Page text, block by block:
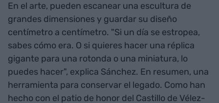
En el arte, pueden escanear una escultura de
grandes dimensiones y guardar su diseño
centímetro a centímetro. "Si un día se estropea,
sabes cómo era. O si quieres hacer una réplica
gigante para una rotonda o una miniatura, lo
puedes hacer", explica Sánchez. En resumen, una
herramienta para conservar el legado. Como han
hecho con el patio de honor del Castillo de Vélez-